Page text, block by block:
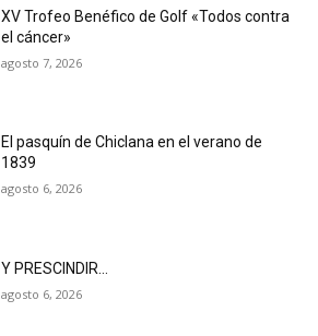
XV Trofeo Benéfico de Golf «Todos contra
el cáncer»
agosto 7, 2026
El pasquín de Chiclana en el verano de
1839
agosto 6, 2026
Y PRESCINDIR…
agosto 6, 2026